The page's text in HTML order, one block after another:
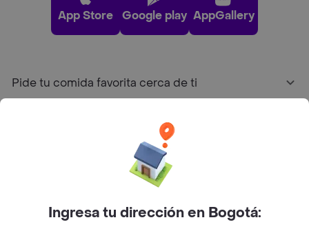
App Store Google play AppGallery
Pide tu comida favorita cerca de ti
Sobre RappiIngresa tu dirección en Bogotá: